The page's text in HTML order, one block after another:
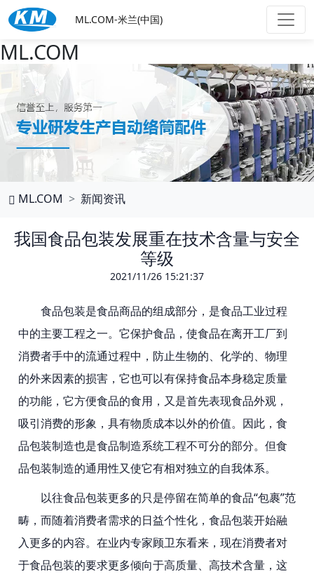
ML.COM
ML.COM-米兰(中国)
ML.COM 新闻资讯
我国食品包装发展重在技术含量与安全
等级
2021/11/26 15:21:37
食品包装是食品商品的组成部分，是食品工业过程
中的主要工程之一。它保护食品，使食品在离开工厂到
消费者手中的流通过程中，防止生物的、化学的、物理
的外来因素的损害，它也可以有保持食品本身稳定质量
的功能，它方便食品的食用，又是首先表现食品外观，
吸引消费的形象，具有物质成本以外的价值。因此，食
品包装制造也是食品制造系统工程不可分的部分。但食
品包装制造的通用性又使它有相对独立的自我体系。
以往食品包装更多的只是停留在简单的食品“包裹”范
畴，而随着消费者需求的日益个性化，食品包装开始融
入更多的内容。在业内专家顾卫东看来，现在消费者对
于食品包装的要求更多倾向于高质量、高技术含量，这